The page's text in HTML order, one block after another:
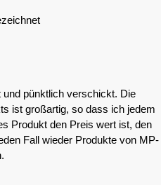
und pünktlich verschickt. Die
ist großartig, so dass ich jedem
Produkt den Preis wert ist, den
Fall wieder Produkte von MP-